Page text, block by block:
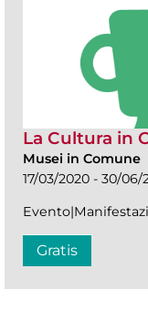
La Cultura in
Musei in Comune
17/03/2020 - 30/06/
Gratis